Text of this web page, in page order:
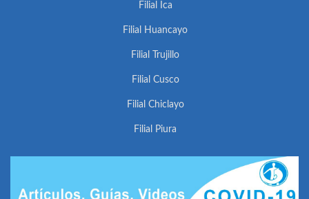
Filial Ica
Filial Huancayo
Filial Trujillo
Filial Cusco
Filial Chiclayo
Filial Piura